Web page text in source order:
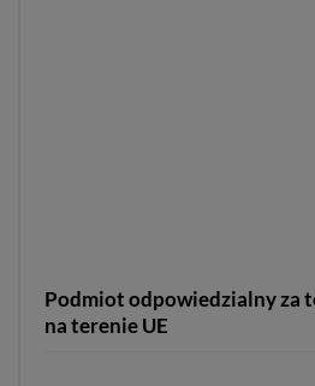
Podmiot odpowiedzialny za
na terenie UE